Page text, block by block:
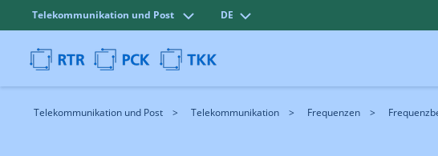
Telekommunikation und Post DE
Telekommunikation und Post Telekommunikation Frequenzen